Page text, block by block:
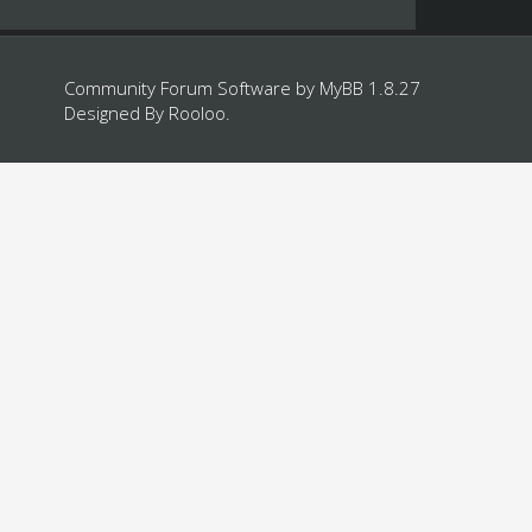
Community Forum Software by MyBB 1.8.27
Designed By Rooloo.